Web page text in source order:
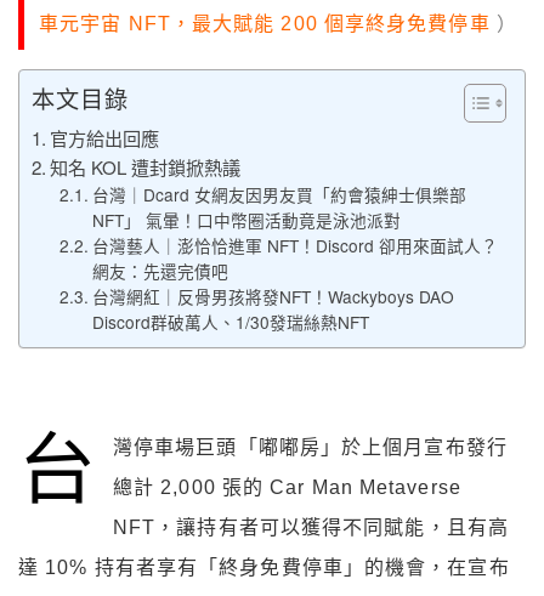
車元宇宙 NFT，最大賦能 200 個享終身免費停車 ）
本文目錄
官方給出回應
知名 KOL 遭封鎖掀熱議
台灣｜Dcard 女網友因男友買「約會猿紳士俱樂部
NFT」 氣暈！口中幣圈活動竟是泳池派對
台灣藝人｜澎恰恰進軍 NFT！Discord 卻用來面試人？
網友：先還完債吧
台灣網紅｜反骨男孩將發NFT！Wackyboys DAO
Discord群破萬人、1/30發瑞絲熱NFT
台
灣停車場巨頭「嘟嘟房」於上個月宣布發行
總計 2,000 張的 Car Man Metaverse
NFT，讓持有者可以獲得不同賦能，且有高
達 10% 持有者享有「終身免費停車」的機會，在宣布